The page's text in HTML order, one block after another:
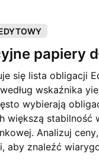
papiery
się lista obligacji
wskaźnika
wybierają
większą stabilność
Analizuj
aby znaleźć